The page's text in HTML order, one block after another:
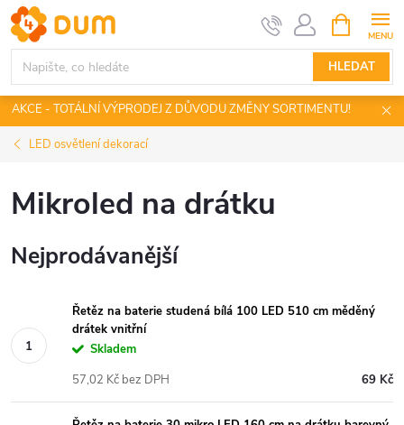
Přejít
na
obsah
HLEDAT
NÁKUPNÍ
KOŠÍK
AKCE - TOTÁLNÍ VÝPRODEJ Z DŮVODU ZMĚNY SORTIMENTU!
LED osvětlení dekorací
Mikroled na drátku
Nejprodávanější
Řetěz na baterie studená bílá 100 LED 510 cm měděný
drátek vnitřní
Skladem
69 Kč
57,02 Kč bez DPH